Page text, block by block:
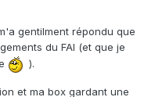
gentilment répondu que
du FAI (et que je
).
et ma box gardant une